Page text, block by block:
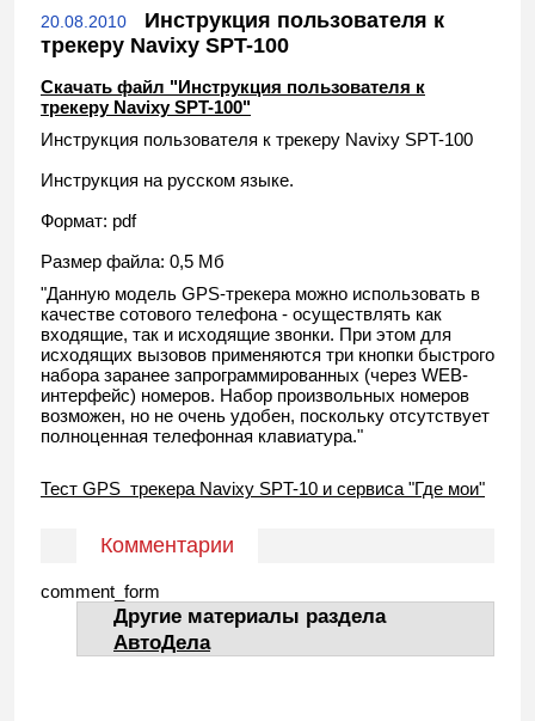
20.08.2010
Инструкция пользователя к
трекеру Navixy SPT-100
Скачать файл "Инструкция пользователя к
трекеру Navixy SPT-100"
Инструкция пользователя к трекеру Navixy SPT-100
Инструкция на русском языке.
Формат: pdf
Размер файла: 0,5 Мб
"Данную модель GPS-трекера можно использовать в
качестве сотового телефона - осуществлять как
входящие, так и исходящие звонки. При этом для
исходящих вызовов применяются три кнопки быстрого
набора заранее запрограммированных (через WEB-
интерфейс) номеров. Набор произвольных номеров
возможен, но не очень удобен, поскольку отсутствует
полноценная телефонная клавиатура."
Тест GPS трекера Navixy SPT-10 и сервиса "Где мои"
Комментарии
comment_form
Другие материалы раздела
АвтоДела